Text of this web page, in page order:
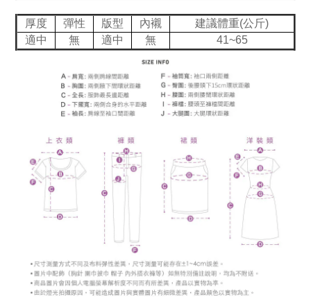
厚度 彈性 版型 內襯
建議體重(公斤)
適中
無 適中 無 41~65